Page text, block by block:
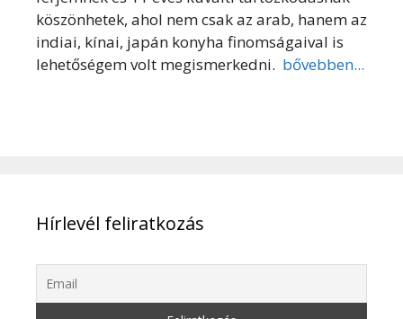
köszönhetek, ahol nem csak az arab, hanem az
indiai, kínai, japán konyha finomságaival is
lehetőségem volt megismerkedni. bővebben...
Hírlevél feliratkozás